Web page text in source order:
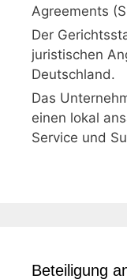
Agreements
Der
juristischen
Deutschland.
Das
einen lokal
Service und
Beteiligung